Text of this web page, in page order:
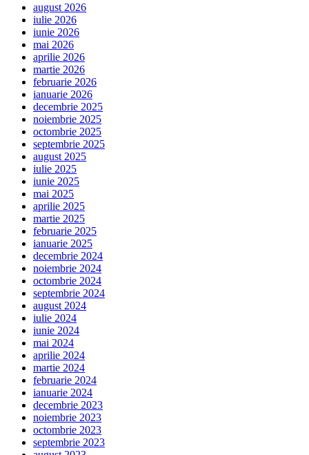
august 2026
iulie 2026
iunie 2026
mai 2026
aprilie 2026
martie 2026
februarie 2026
ianuarie 2026
decembrie 2025
noiembrie 2025
octombrie 2025
septembrie 2025
august 2025
iulie 2025
iunie 2025
mai 2025
aprilie 2025
martie 2025
februarie 2025
ianuarie 2025
decembrie 2024
noiembrie 2024
octombrie 2024
septembrie 2024
august 2024
iulie 2024
iunie 2024
mai 2024
aprilie 2024
martie 2024
februarie 2024
ianuarie 2024
decembrie 2023
noiembrie 2023
octombrie 2023
septembrie 2023